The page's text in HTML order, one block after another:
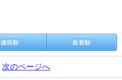
価格順 新着順
次のページへ